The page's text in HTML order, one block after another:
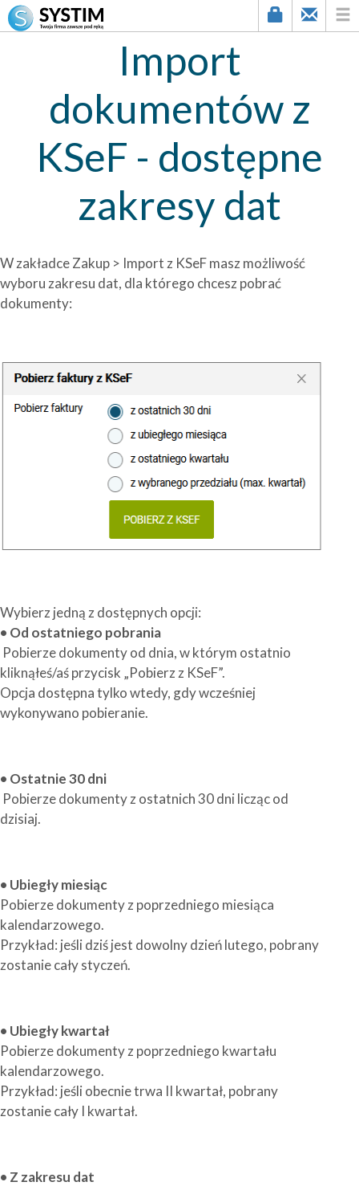
Import
dokumentów z
KSeF - dostępne
zakresy dat
W zakładce Zakup > Import z KSeF masz możliwość
wyboru zakresu dat, dla którego chcesz pobrać
dokumenty:
Wybierz jedną z dostępnych opcji:
• Od ostatniego pobrania
Pobierze dokumenty od dnia, w którym ostatnio
kliknąłeś/aś przycisk „Pobierz z KSeF”.
Opcja dostępna tylko wtedy, gdy wcześniej
wykonywano pobieranie.
• Ostatnie 30 dni
Pobierze dokumenty z ostatnich 30 dni licząc od
dzisiaj.
• Ubiegły miesiąc
Pobierze dokumenty z poprzedniego miesiąca
kalendarzowego.
Przykład: jeśli dziś jest dowolny dzień lutego, pobrany
zostanie cały styczeń.
• Ubiegły kwartał
Pobierze dokumenty z poprzedniego kwartału
kalendarzowego.
Przykład: jeśli obecnie trwa II kwartał, pobrany
zostanie cały I kwartał.
• Z zakresu dat